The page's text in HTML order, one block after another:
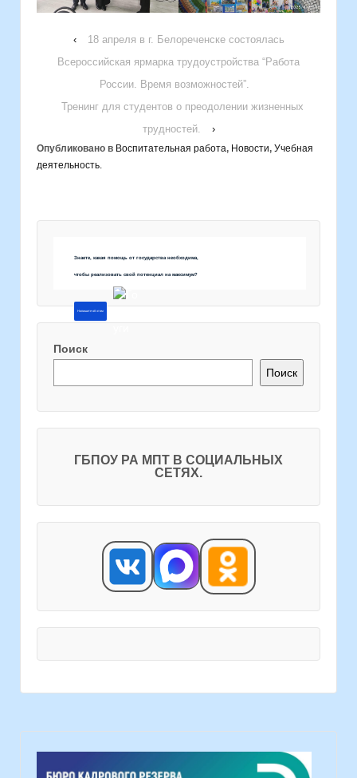
‹
18 апреля в г. Белореченске состоялась
Всероссийская ярмарка трудоустройства “Работа
России. Время возможностей”.
Тренинг для студентов о преодолении жизненных
трудностей.
›
Опубликовано в Воспитательная работа, Новости, Учебная
деятельность.
Знаете, какая помощь от государства необходима,
чтобы реализовать свой потенциал на максимум?
Напишите об этом
Поиск
Поиск
ГБПОУ РА МПТ В СОЦИАЛЬНЫХ
СЕТЯХ.